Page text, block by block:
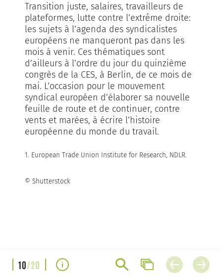
Transition juste, salaires, travailleurs de
plateformes, lutte contre l’extrême droite:
les sujets à l’agenda des syndicalistes
européens ne manqueront pas dans les
mois à venir. Ces thématiques sont
d’ailleurs à l’ordre du jour du quinzième
congrès de la CES, à Berlin, de ce mois de
mai. L’occasion pour le mouvement
syndical européen d’élaborer sa nouvelle
feuille de route et de continuer, contre
vents et marées, à écrire l’histoire
européenne du monde du travail.
1. European Trade Union Institute for Research, NDLR.
© Shutterstock
10/20